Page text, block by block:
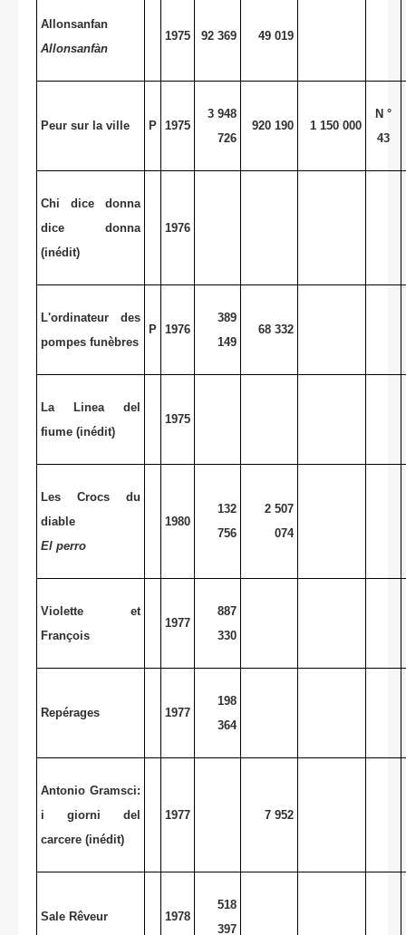
Allonsanfan
Allonsanfàn
1975 92 369 49 019
Peur sur la ville P 1975
3 948
726
920 190 1 150 000
N °
43
Chi dice donna
dice donna
(inédit)
1976
L'ordinateur des
pompes funèbres
P 1976
389
149
68 332
La Linea del
fiume (inédit)
1975
Les Crocs du
diable
El perro
1980
132
756
2 507
074
Violette et
François
1977
887
330
Repérages 1977
198
364
Antonio Gramsci:
i giorni del
carcere (inédit)
1977 7 952
Sale Rêveur 1978
518
397